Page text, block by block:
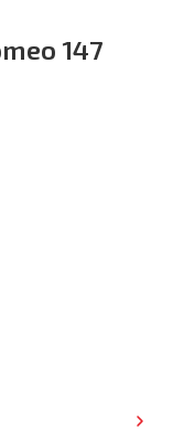
147